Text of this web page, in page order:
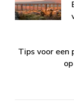
Tips voor een